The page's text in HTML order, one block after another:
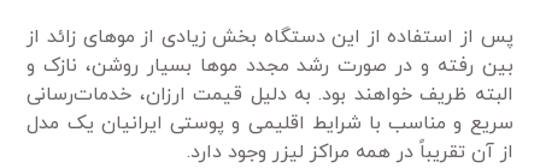
پس از استفاده از این دستگاه بخش زیادی از مو‌های زائد از
بین رفته و در صورت رشد مجدد مو‌ها بسیار روشن، نازک و
البته ظریف خواهند بود. به دلیل قیمت ارزان، خدمات‌رسانی
سریع و مناسب با شرایط اقلیمی و پوستی ایرانیان یک مدل
از آن تقریباً در همه مراکز لیزر وجود دارد.